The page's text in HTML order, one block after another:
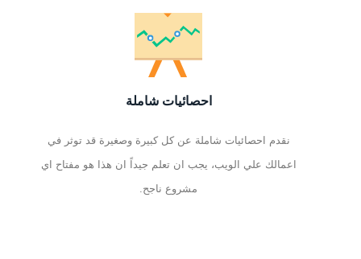
احصائيات شاملة
نقدم احصائيات شاملة عن كل كبيرة وصغيرة قد توثر في
اعمالك علي الويب، يجب ان تعلم جيداً ان هذا هو مفتاح اي
مشروع ناجح.